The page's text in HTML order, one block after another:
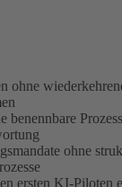
ohne
benennbare
ohne
ersten KI-Piloten